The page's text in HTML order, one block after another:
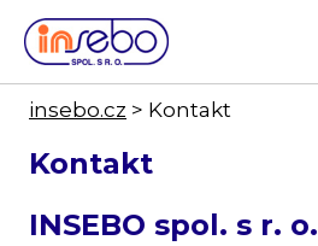
insebo.cz > Kontakt
Kontakt
INSEBO spol. s r. o.